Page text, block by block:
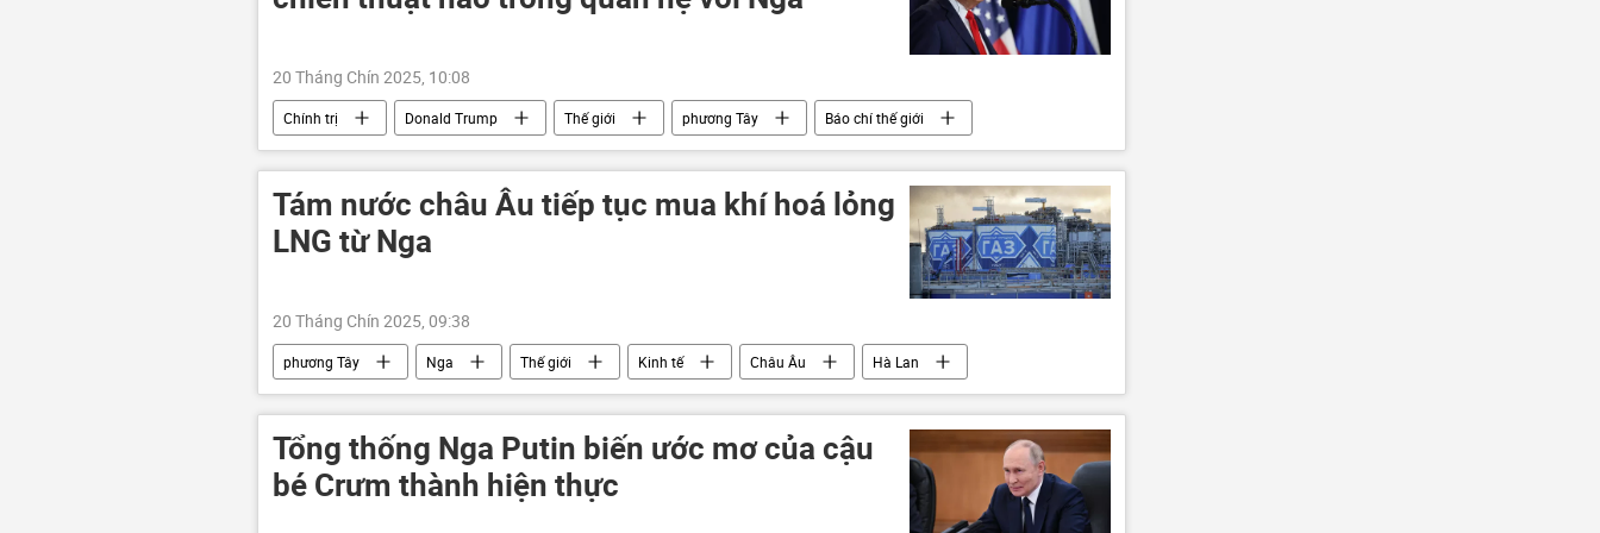
20 Tháng Chín 2025, 10:08
Chính trị Donald Trump Thế giới phương Tây
Báo chí thế giới
Nga
Joe Biden Matxcơva NATO nhập khẩu
xuất nhập khẩu
trừng phạt
Tám nước châu Âu tiếp tục mua khí hoá lỏng
LNG từ Nga
20 Tháng Chín 2025, 09:38
phương Tây Nga Thế giới Kinh tế Châu Âu
Hà Lan
Pháp
Estonia Bồ Đào Nha Italia dầu mỏ
khí đốt
EU
Chính trị
Tổng thống Nga Putin biến ước mơ của cậu
bé Crưm thành hiện thực